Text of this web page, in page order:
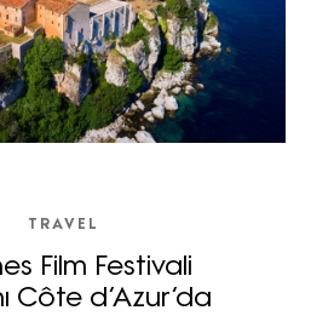
TRAVEL
Film Festivali
Côte d’Azur’da